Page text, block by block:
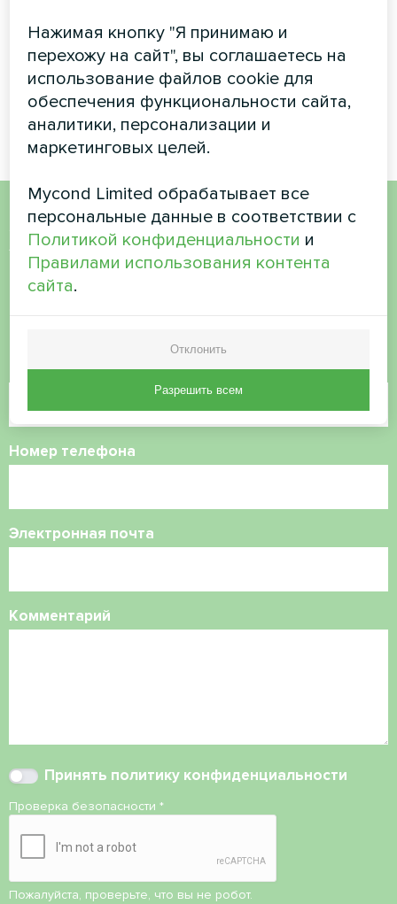
U12BH
BeeHeat MHS-U12BH
обеспечивает эффективный
обогрев и охлаждение
Хотите купить или у вас
есть вопросы?
Имя
Номер телефона
Электронная почта
Комментарий
Принять политику конфиденциальности
Проверка безопасности *
Пожалуйста, проверьте, что вы не робот.
Нажимая кнопку "Я принимаю и
перехожу на сайт", вы соглашаетесь на
использование файлов cookie для
обеспечения функциональности сайта,
аналитики, персонализации и
маркетинговых целей.
Mycond Limited обрабатывает все
персональные данные в соответствии с
Политикой конфиденциальности и
Правилами использования контента
сайта.
Отклонить
Разрешить всем